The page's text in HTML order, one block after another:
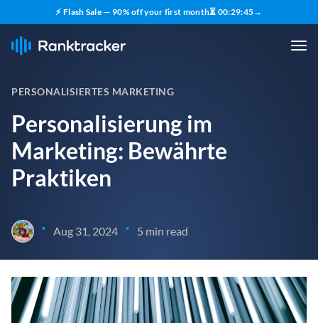
⚡ Flash Sale — 90% off your first month⏳ 00:29:44→
PERSONALISIERTES MARKETING
Personalisierung im
Marketing: Bewährte
Praktiken
• Aug 31, 2024 • 5 min read